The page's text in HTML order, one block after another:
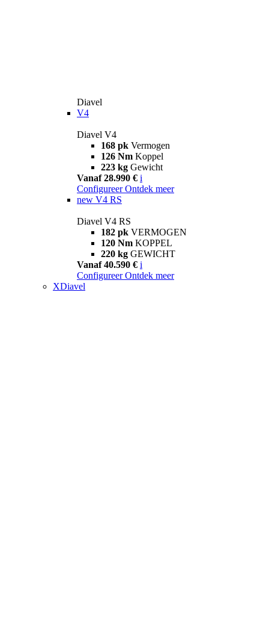
Diavel
V4
Diavel V4
168 pk Vermogen
126 Nm Koppel
223 kg Gewicht
Vanaf 28.990 € i
Configureer Ontdek meer
new V4 RS
Diavel V4 RS
182 pk VERMOGEN
120 Nm KOPPEL
220 kg GEWICHT
Vanaf 40.590 € i
Configureer Ontdek meer
XDiavel